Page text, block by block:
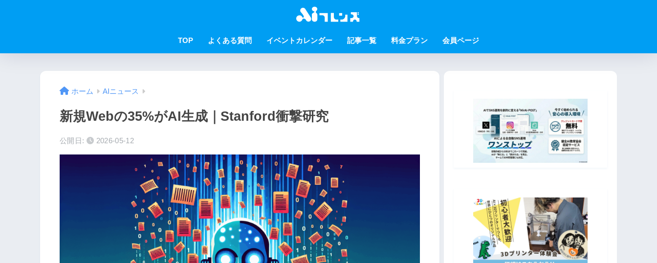
TOP よくある質問 イベントカレンダー 記事一覧 料金プラン 会員ページ
ホーム AIニュース
新規Webの35%がAI生成｜Stanford衝撃研究
公開日: 2026-05-12